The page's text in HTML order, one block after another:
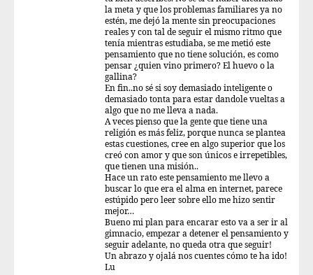
la meta y que los problemas familiares ya no
estén, me dejó la mente sin preocupaciones
reales y con tal de seguir el mismo ritmo que
tenía mientras estudiaba, se me metió este
pensamiento que no tiene solución, es como
pensar ¿quien vino primero? El huevo o la
gallina?
En fin..no sé si soy demasiado inteligente o
demasiado tonta para estar dandole vueltas a
algo que no me lleva a nada.
A veces pienso que la gente que tiene una
religión es más feliz, porque nunca se plantea
estas cuestiones, cree en algo superior que los
creó con amor y que son únicos e irrepetibles,
que tienen una misión..
Hace un rato este pensamiento me llevo a
buscar lo que era el alma en internet, parece
estúpido pero leer sobre ello me hizo sentir
mejor…
Bueno mi plan para encarar esto va a ser ir al
gimnacio, empezar a detener el pensamiento y
seguir adelante, no queda otra que seguir!
Un abrazo y ojalá nos cuentes cómo te ha ido!
Lu